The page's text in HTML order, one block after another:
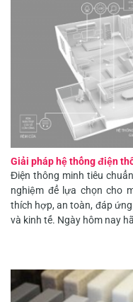
Giải pháp hệ thống điện
Điện thông minh tiêu
nghiệm để lựa chọn cho
thích hợp, an toàn, đáp
và kinh tế. Ngày hôm nay